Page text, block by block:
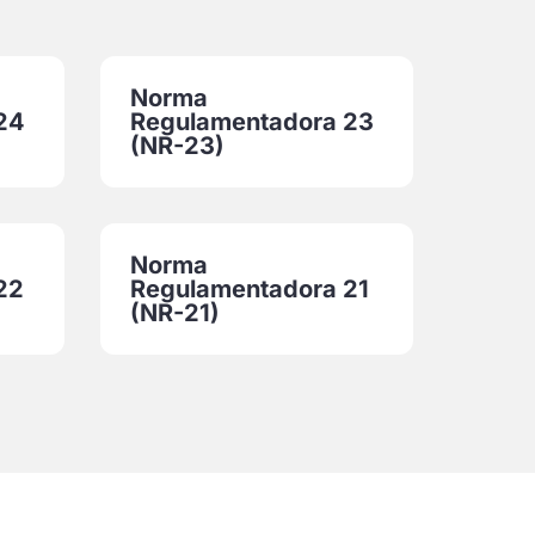
Norma
Regulamentadora 23
(NR-23)
Norma
Regulamentadora 21
(NR-21)